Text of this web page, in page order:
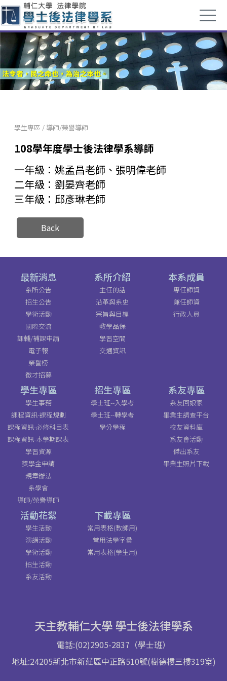
學生專區 / 導師/榮譽導師
108學年度學士後法律學系導師
一年級：姚孟昌老師、張明偉老師
二年級：劉晏齊老師
三年級：邱彥琳老師
Back
最新消息
系所公告
招生公告
學術活動
國際交流
課輔/補課申請
電子報
榮譽榜
徵才招募
系所介紹
主任的話
沿革與系史
宗旨與目標
教學品保
學習空間
交通資訊
本系成員
專任師資
兼任師資
行政人員
學生專區
學生事務
課程資訊-課程規劃
課程資訊-必修科目表
課程資訊-本學期課表
學習資源
獎學金申請
規章辦法
系學會
導師/榮譽導師
招生專區
學士班--入學考
學士班--轉學考
學分學程
系友專區
系友回娘家
畢業生調查平台
校友資料庫
系友會活動
傑出系友
畢業生照片下載
活動花絮
學生活動
演講活動
學術活動
招生活動
系友活動
下載專區
常用表格(教師用)
常用法學字彙
常用表格(學生用)
天主教輔仁大學 學士後法律學系
電話:(02)2905-2837（學士班）
地址:24205新北市新莊區中正路510號(樹德樓三樓319室)